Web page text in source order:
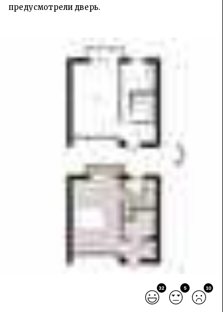
предусмотрели дверь.
32 5 10